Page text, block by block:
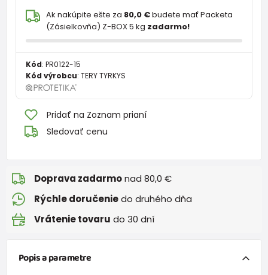
Ak nakúpite ešte za 80,0 €budete mať Packeta
(Zásielkovňa) Z-BOX 5 kg zadarmo!
Kód: PR0122-15
Kód výrobcu: TERY TYRKYS
Pridať na Zoznam prianí
Sledovať cenu
Doprava zadarmonad 80,0 €
Rýchle doručeniedo druhého dňa
Vrátenie tovaru do 30 dní
Popis a parametre